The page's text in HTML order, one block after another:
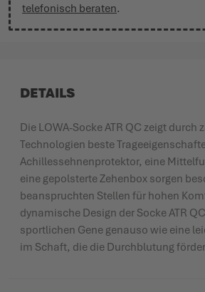
telefonisch beraten.
DETAILS
Die LOWA-Socke ATR QC zeigt durch
Technologien beste
Achillessehnenprotektor, eine
eine gepolsterte Zehenbox sorgen
beanspruchten Stellen für hohen
dynamische Design der Socke ATR
sportlichen Gene genauso wie eine
im Schaft, die die Durchblutung